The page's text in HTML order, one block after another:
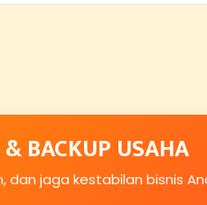
BACKUP USAHA
dan jaga kestabilan bisnis